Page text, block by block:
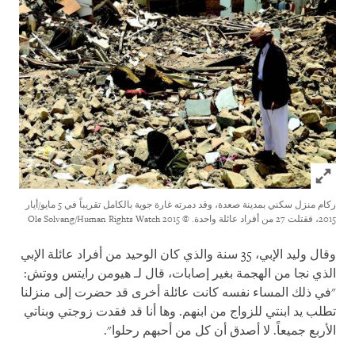
Click to expand Image
ركام منزل سكني بمدينة صعدة، وقد دمرته غارة جوية بالكامل تقريباً في 5 مايو/أيار
2015، فقتلت 27 من أفراد عائلة واحدة.
© 2015 Ole Solvang/Human Rights Watch
وقال وليد الإبي، 35 سنة والذي كان الوحيد من أفراد عائلة الإبي
الذي نجا من الهجمة بغير إصابات، قال لـ هيومن رايتس ووتش:
"في ذلك المساء نفسه كانت عائلة أخرى قد حضرت إلى منزلنا
تطلب يد ابنتي للزواج من ابنهم. وها أنا قد فقدت زوجتي وبناتي
الأربع جميعاً. لا أصدق أن كل من أحبهم رحلوا".